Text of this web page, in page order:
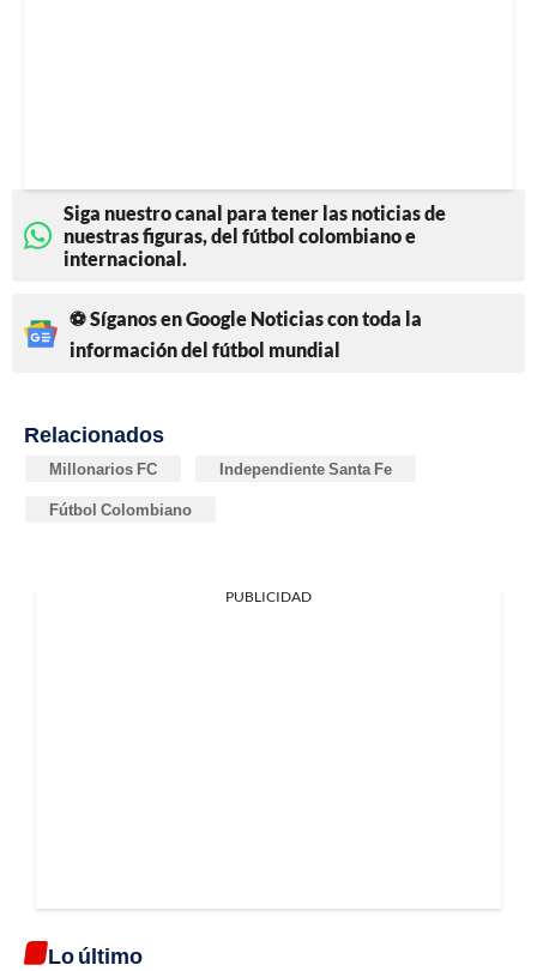
Siga nuestro canal para tener las noticias de
nuestras figuras, del fútbol colombiano e
internacional.
⚽ Síganos en Google Noticias con toda la
información del fútbol mundial
Relacionados
Millonarios FC Independiente Santa Fe
Fútbol Colombiano
PUBLICIDAD
Lo último